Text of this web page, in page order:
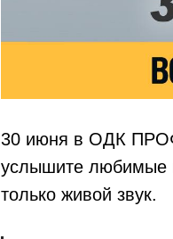
30 июня в ОДК
услышите любимые
только живой звук.